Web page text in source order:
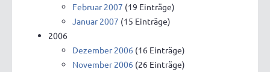
Februar 2007 (19 Einträge)
Januar 2007 (15 Einträge)
2006
Dezember 2006 (16 Einträge)
November 2006 (26 Einträge)